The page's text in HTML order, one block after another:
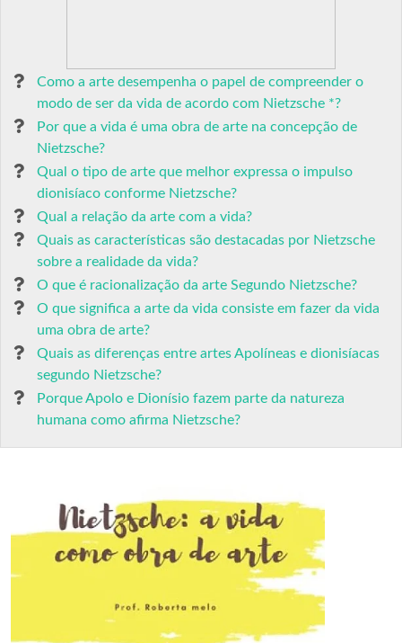
Como a arte desempenha o papel de compreender o
modo de ser da vida de acordo com Nietzsche *?
Por que a vida é uma obra de arte na concepção de
Nietzsche?
Qual o tipo de arte que melhor expressa o impulso
dionisíaco conforme Nietzsche?
Qual a relação da arte com a vida?
Quais as características são destacadas por Nietzsche
sobre a realidade da vida?
O que é racionalização da arte Segundo Nietzsche?
O que significa a arte da vida consiste em fazer da vida
uma obra de arte?
Quais as diferenças entre artes Apolíneas e dionisíacas
segundo Nietzsche?
Porque Apolo e Dionísio fazem parte da natureza
humana como afirma Nietzsche?